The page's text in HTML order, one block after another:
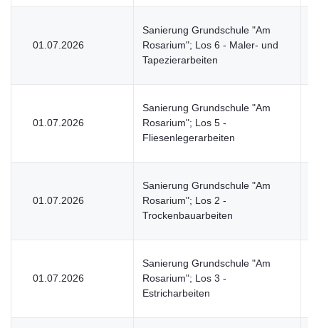
01.07.2026
Sanierung Grundschule "Am
Rosarium"; Los 6 - Maler- und
Tapezierarbeiten
01.07.2026
Sanierung Grundschule "Am
Rosarium"; Los 5 -
Fliesenlegerarbeiten
01.07.2026
Sanierung Grundschule "Am
Rosarium"; Los 2 -
Trockenbauarbeiten
01.07.2026
Sanierung Grundschule "Am
Rosarium"; Los 3 -
Estricharbeiten